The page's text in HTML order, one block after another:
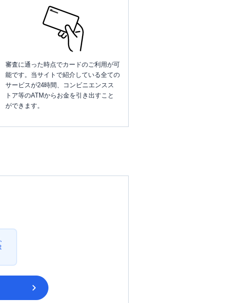
審査に通った時点でカードのご利用が可
能です。当サイトで紹介している全ての
サービスが24時間、コンビニエンスス
トア等のATMからお金を引き出すこと
ができます。